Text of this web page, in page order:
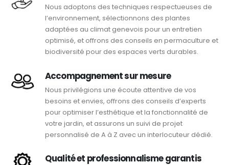
Nous adoptons des techniques respectueuses de
l’environnement, sélectionnons des plantes
adaptées au climat genevois pour un entretien
optimisé, et offrons des conseils en permaculture et
biodiversité pour des espaces verts durables.
Accompagnement sur mesure
Nous privilégions une écoute attentive de vos
besoins et envies, offrons des conseils d’experts
pour optimiser l’esthétique et la fonctionnalité de
votre jardin, et assurons un suivi de projet
personnalisé de A à Z avec un interlocuteur dédié.
Qualité et professionnalisme garantis